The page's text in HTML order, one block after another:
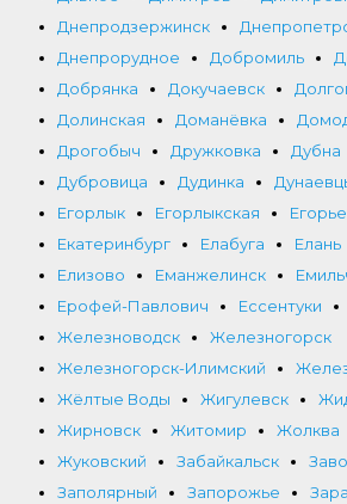
Днепродзержинск
Днепрорудное
Добромиль
Добрянка
Докучаевск
Долинская
Доманёвка
Дрогобыч
Дружковка Дубна
Дубровица
Дудинка
Егорлык
Егорлыкская
Екатеринбург
Елабуга Елань
Елизово
Еманжелинск
Ерофей-Павлович
Ессентуки
Железноводск
Железногорск
Железногорск-Илимский
Жёлтые Воды
Жигулевск
Жирновск
Житомир Жолква
Жуковский
Забайкальск
Заполярный
Запорожье